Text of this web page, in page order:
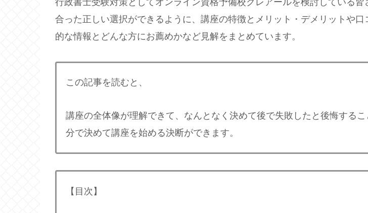
行政書士受験対策としてオンライン資格予備校クレアールを検討している皆
合った正しい選択ができるように、講座の特徴とメリット・デメリットや口
的な情報とどんな方にお薦めかなど見解をまとめています。
この記事を読むと、
講座の全体像が理解できて、なんとなく決めて後で失敗したと後悔するこ
分で決めて講座を始める決断ができます。
【目次】